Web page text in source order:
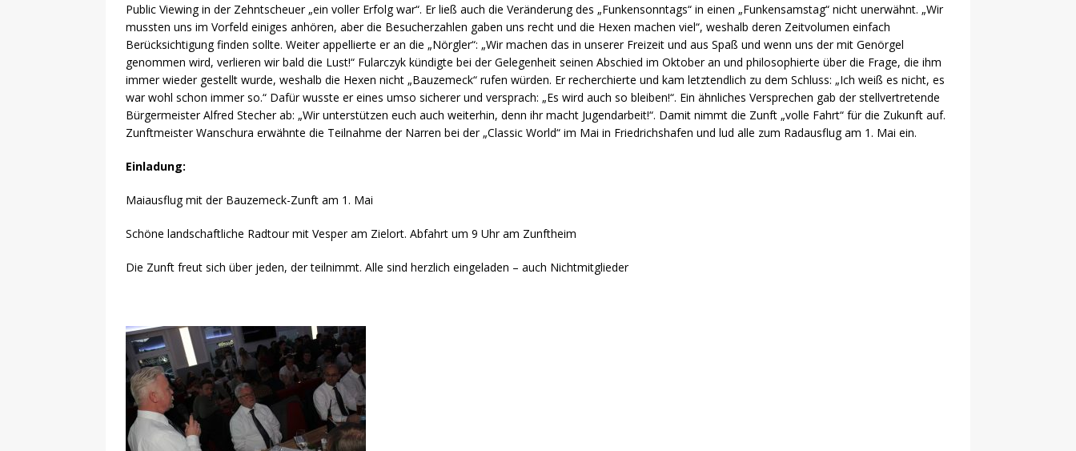
Public Viewing in der Zehntscheuer „ein voller Erfolg war“. Er ließ auch die Veränderung des „Funkensonntags“ in einen „Funkensamstag“ nicht unerwähnt. „Wir
mussten uns im Vorfeld einiges anhören, aber die Besucherzahlen gaben uns recht und die Hexen machen viel“, weshalb deren Zeitvolumen einfach
Berücksichtigung finden sollte. Weiter appellierte er an die „Nörgler“: „Wir machen das in unserer Freizeit und aus Spaß und wenn uns der mit Genörgel
genommen wird, verlieren wir bald die Lust!“ Fularczyk kündigte bei der Gelegenheit seinen Abschied im Oktober an und philosophierte über die Frage, die ihm
immer wieder gestellt wurde, weshalb die Hexen nicht „Bauzemeck“ rufen würden. Er recherchierte und kam letztendlich zu dem Schluss: „Ich weiß es nicht, es
war wohl schon immer so.“ Dafür wusste er eines umso sicherer und versprach: „Es wird auch so bleiben!“. Ein ähnliches Versprechen gab der stellvertretende
Bürgermeister Alfred Stecher ab: „Wir unterstützen euch auch weiterhin, denn ihr macht Jugendarbeit!“. Damit nimmt die Zunft „volle Fahrt“ für die Zukunft auf.
Zunftmeister Wanschura erwähnte die Teilnahme der Narren bei der „Classic World“ im Mai in Friedrichshafen und lud alle zum Radausflug am 1. Mai ein.
Einladung:
Maiausflug mit der Bauzemeck-Zunft am 1. Mai
Schöne landschaftliche Radtour mit Vesper am Zielort. Abfahrt um 9 Uhr am Zunftheim
Die Zunft freut sich über jeden, der teilnimmt. Alle sind herzlich eingeladen – auch Nichtmitglieder